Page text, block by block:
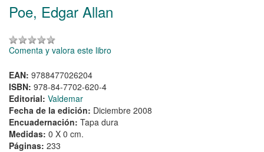
Poe, Edgar Allan
Comenta y valora este libro
EAN: 9788477026204
ISBN: 978-84-7702-620-4
Editorial: Valdemar
Fecha de la edición: Diciembre 2008
Encuadernación: Tapa dura
Medidas: 0 X 0 cm.
Páginas: 233